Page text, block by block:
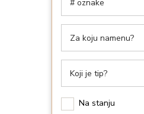
# oznake
Za koju namenu?
Koji je tip?
Na stanju